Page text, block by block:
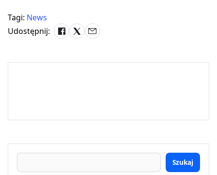
Tagi: News
Udostępnij:
Szukaj